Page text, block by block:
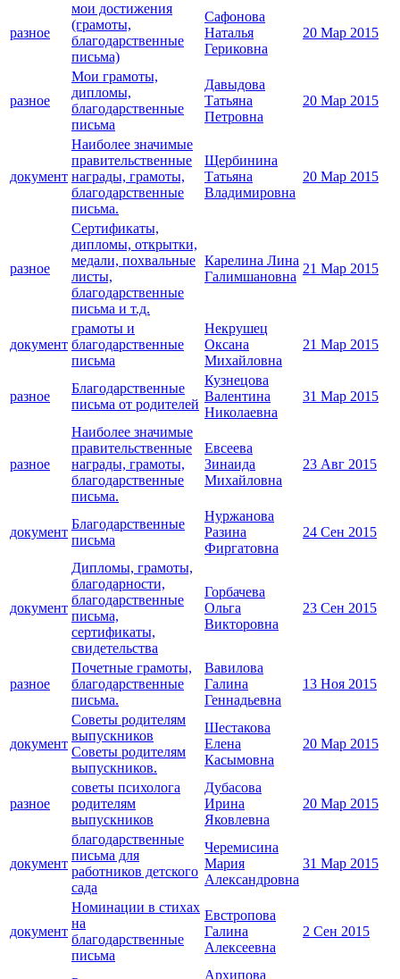
разное
мои достижения
(грамоты,
благодарственные
письма)
Сафонова
Наталья
Гериковна
20 Мар 2015
разное
Мои грамоты,
дипломы,
благодарственные
письма
Давыдова
Татьяна
Петровна
20 Мар 2015
документ
Наиболее значимые
правительственные
награды, грамоты,
благодарственные
письма.
Щербинина
Татьяна
Владимировна
20 Мар 2015
разное
Сертификаты,
дипломы, открытки,
медали, похвальные
листы,
благодарственные
письма и т.д.
Карелина Лина
Галимшановна
21 Мар 2015
документ
грамоты и
благодарственные
письма
Некрушец
Оксана
Михайловна
21 Мар 2015
разное
Благодарственные
письма от родителей
Кузнецова
Валентина
Николаевна
31 Мар 2015
разное
Наиболее значимые
правительственные
награды, грамоты,
благодарственные
письма.
Евсеева
Зинаида
Михайловна
23 Авг 2015
документ
Благодарственные
письма
Нуржанова
Разина
Фиргатовна
24 Сен 2015
документ
Дипломы, грамоты,
благодарности,
благодарственные
письма,
сертификаты,
свидетельства
Горбачева
Ольга
Викторовна
23 Сен 2015
разное
Почетные грамоты,
благодарственные
письма.
Вавилова
Галина
Геннадьевна
13 Ноя 2015
документ
Советы родителям
выпускников
Советы родителям
выпускников.
Шестакова
Елена
Касымовна
20 Мар 2015
разное
советы психолога
родителям
выпускников
Дубасова
Ирина
Яковлевна
20 Мар 2015
документ
благодарственные
письма для
работников детского
сада
Черемисина
Мария
Александровна
31 Мар 2015
документ
Номинации в стихах
на
благодарственные
письма
Евстропова
Галина
Алексеевна
2 Сен 2015
Архипова